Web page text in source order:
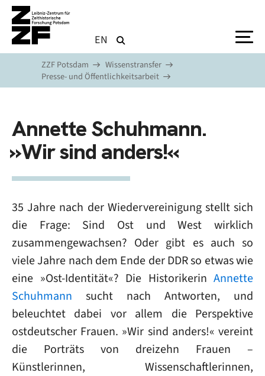
Direkt zum Inhalt
EN
ZZF Potsdam
Wissenstransfer
Presse- und Öffentlichkeitsarbeit
Annette Schuhmann.
»Wir sind anders!«
35 Jahre nach der Wiedervereinigung stellt sich
die Frage: Sind Ost und West wirklich
zusammengewachsen? Oder gibt es auch so
viele Jahre nach dem Ende der DDR so etwas wie
eine »Ost-Identität«? Die Historikerin Annette
Schuhmann sucht nach Antworten, und
beleuchtet dabei vor allem die Perspektive
ostdeutscher Frauen. »Wir sind anders!« vereint
die Porträts von dreizehn Frauen –
Künstlerinnen, Wissenschaftlerinnen,